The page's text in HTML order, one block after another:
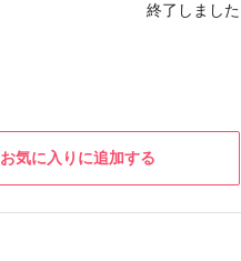
終了しました
お気に入りに追加する